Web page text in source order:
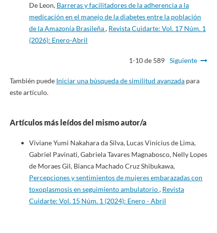
De Leon, Barreras y facilitadores de la adherencia a la
medicación en el manejo de la diabetes entre la población
de la Amazonía Brasileña, Revista Cuidarte: Vol. 17 Núm. 1
(2026): Enero-Abril
1-10 de 589 Siguiente
También puede Iniciar una búsqueda de similitud avanzadapara
este artículo.
Artículos más leídos del mismo autor/a
Viviane Yumi Nakahara da Silva, Lucas Vinícius de Lima,
Gabriel Pavinati, Gabriela Tavares Magnabosco, Nelly Lopes
de Moraes Gil, Bianca Machado Cruz Shibukawa,
Percepciones y sentimientos de mujeres embarazadas con
toxoplasmosis en seguimiento ambulatorio, Revista
Cuidarte: Vol. 15 Núm. 1 (2024): Enero - Abril